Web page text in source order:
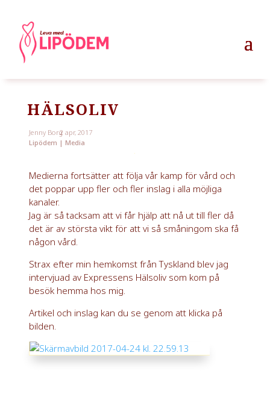
HÄLSOLIV
Jenny Borg2 apr, 2017
Lipödem | Media
Medierna fortsätter att följa vår kamp för vård och
det poppar upp fler och fler inslag i alla möjliga
kanaler.
Jag är så tacksam att vi får hjälp att nå ut till fler då
det är av största vikt för att vi så småningom ska få
någon vård.
Strax efter min hemkomst från Tyskland blev jag
intervjuad av Expressens Hälsoliv som kom på
besök hemma hos mig.
Artikel och inslag kan du se genom att klicka på
bilden.